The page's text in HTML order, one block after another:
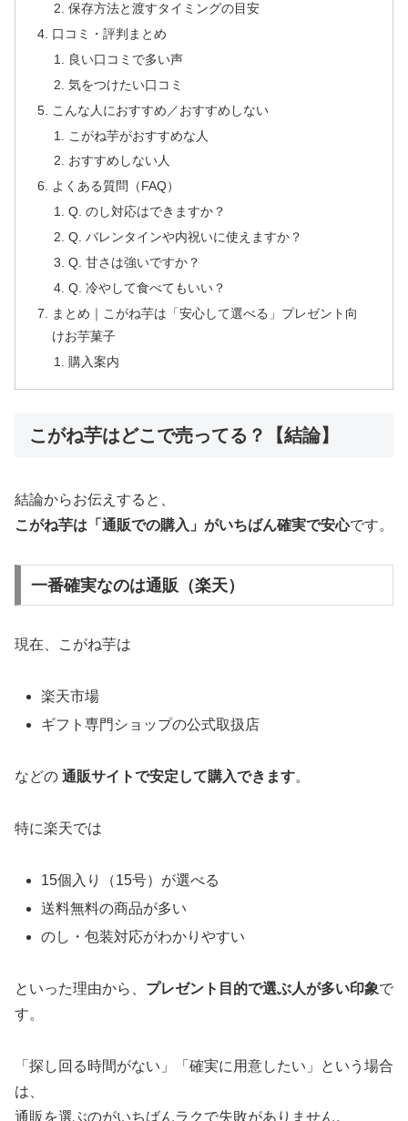
保存方法と渡すタイミングの目安
口コミ・評判まとめ
良い口コミで多い声
気をつけたい口コミ
こんな人におすすめ／おすすめしない
こがね芋がおすすめな人
おすすめしない人
よくある質問（FAQ）
Q. のし対応はできますか？
Q. バレンタインや内祝いに使えますか？
Q. 甘さは強いですか？
Q. 冷やして食べてもいい？
まとめ｜こがね芋は「安心して選べる」プレゼント向
けお芋菓子
購入案内
こがね芋はどこで売ってる？【結論】
結論からお伝えすると、
こがね芋は「通販での購入」がいちばん確実で安心です。
一番確実なのは通販（楽天）
現在、こがね芋は
楽天市場
ギフト専門ショップの公式取扱店
などの 通販サイトで安定して購入できます。
特に楽天では
15個入り（15号）が選べる
送料無料の商品が多い
のし・包装対応がわかりやすい
といった理由から、 プレゼント目的で選ぶ人が多い印象で
す。
「探し回る時間がない」「確実に用意したい」という場合
は、
通販を選ぶのがいちばんラクで失敗がありません。